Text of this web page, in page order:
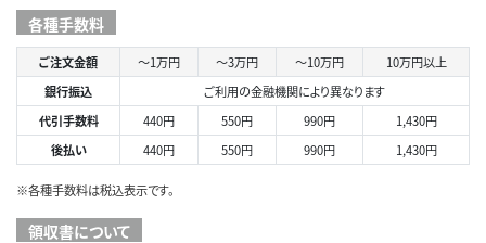
各種手数料
ご注文金額 ～1万円 ～3万円 ～10万円
10万円以上
銀行振込
ご利用の金融機関により異なります
代引手数料
440円 550円 990円
1,430円
後払い
440円 550円 990円 1,430円
※各種手数料は税込表示です。
領収書について